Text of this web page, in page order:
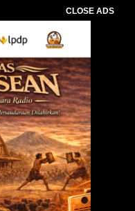
CLOSE ADS